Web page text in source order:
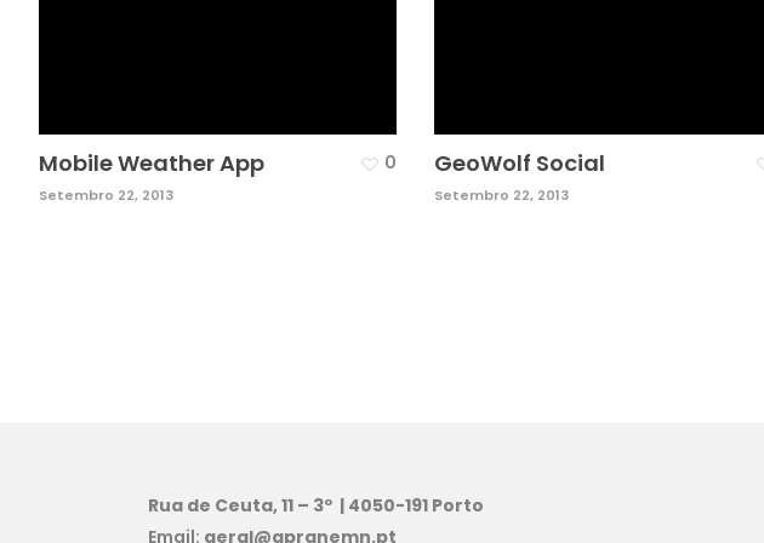
Mobile Weather App
Setembro 22, 2013
0 GeoWolf Social
Setembro 22, 2013
Rua de Ceuta, 11 – 3º | 4050-191 Porto
Email: geral@apranemn.pt